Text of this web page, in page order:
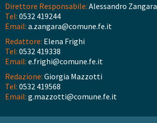
Direttore Responsabile: Alessandro Zangara
Tel: 0532 419244
Email: a.zangara@comune.fe.it
Redattore: Elena Frighi
Tel: 0532 419338
Email: e.frighi@comune.fe.it
Redazione: Giorgia Mazzotti
Tel: 0532 419568
Email: g.mazzotti@comune.fe.it